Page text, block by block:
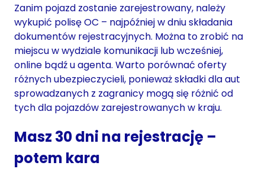
Zanim pojazd zostanie zarejestrowany, należy
wykupić polisę OC – najpóźniej w dniu składania
dokumentów rejestracyjnych. Można to zrobić na
miejscu w wydziale komunikacji lub wcześniej,
online bądź u agenta. Warto porównać oferty
różnych ubezpieczycieli, ponieważ składki dla aut
sprowadzanych z zagranicy mogą się różnić od
tych dla pojazdów zarejestrowanych w kraju.
Masz 30 dni na rejestrację –
potem kara